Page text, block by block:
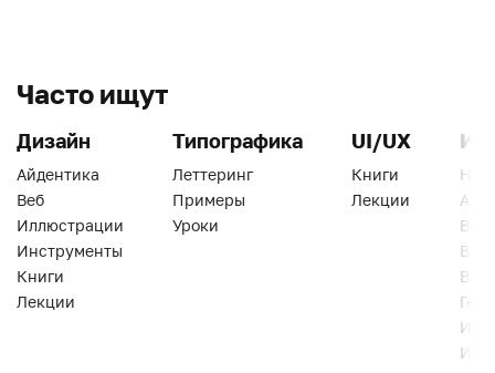
Часто ищут
Дизайн
Айдентика
Веб
Иллюстрации
Инструменты
Книги
Лекции
Типографика
Леттеринг
Примеры
Уроки
UI/UX
Книги
Лекции
Веб